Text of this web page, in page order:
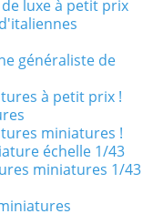
luxe à petit prix
généraliste de
à petit prix !
miniatures !
échelle 1/43
miniatures 1/43